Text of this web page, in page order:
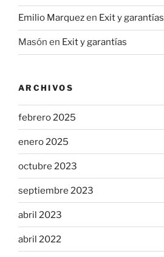
Emilio Marquezen Exit y garantías
Masón en Exit y garantías
ARCHIVOS
febrero 2025
enero 2025
octubre 2023
septiembre 2023
abril 2023
abril 2022